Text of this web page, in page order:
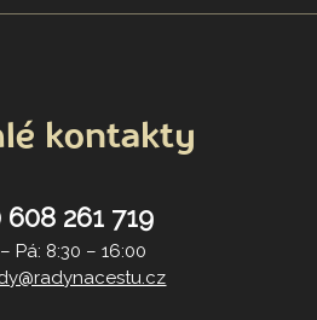
kontakty
608 261 719
Pá: 8:30 – 16:00